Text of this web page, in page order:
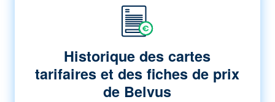
Historique des cartes
tarifaires et des fiches de prix
de Belvus